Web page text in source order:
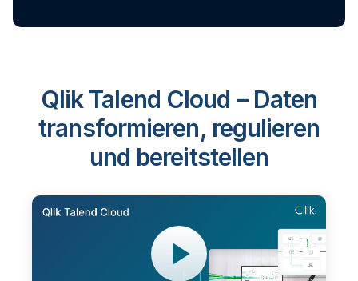
Qlik Talend Cloud – Daten
transformieren, regulieren
und bereitstellen